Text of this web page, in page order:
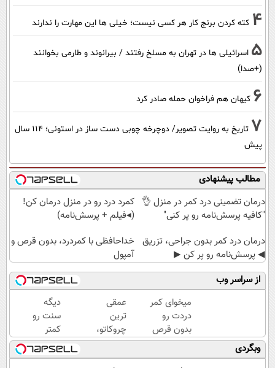
4 کته کردن برنج کار هر کسی نیست؛ خیلی ها این مهارت را ندارند
5 اسرائیلی ها در تهران به مسلخ رفتند / بیرانوند و طارمی بخوانند
(+صدا)
6 کیهان هم فراخوان حمله صادر کرد
7
تاریخ به روایت تصویر/ دوچرخه چوبی دست ساز در استونی؛ 114 سال
پیش
مطالب پیشنهادی
درمان تضمینی درد کمر در منزل 👌
"کافیه پرسش‌نامه رو پر کنی"
کمرد درد رو در منزل درمان کن!
(◂فیلم + پرسش‌نامه)
درمان درد کمر بدون جراحی، تزریق
◀ پرسش‌نامه رو پر کن ▶
خداحافظی با کمردرد، بدون قرص و
آمپول
از سراسر وب
میخوای کمر
دردت رو
بدون قرص
برای همیشه
خوب کنی؟
عمقی
ترین
چروکاتو،
با این
کرم
دیگه
سنت رو
کمتر
حدس
میزنن😉
وبگردی